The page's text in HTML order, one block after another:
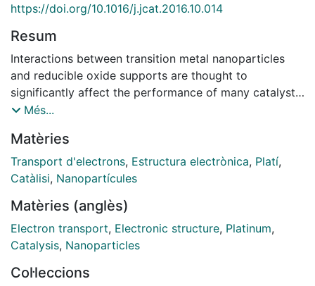
https://doi.org/10.1016/j.jcat.2016.10.014
Resum
Interactions between transition metal nanoparticles
and reducible oxide supports are thought to
significantly affect the performance of many catalysts.
Usually, several metal-support effects act together
means of density-functional calculations we
succeeded to single out and quantify effects of the
metal-support electron transfer on the structure and
catalysts. Namely, we considered ∼1.5 nm large Pt95
and Pt122 particles supported on CeO2(1 1 1). We
show that Pt-ceria interactions notably reconstruct Pt
states of the Pt particles. These effects are rather
Més...
Matèries
Transport d'electrons, Estructura electrònica, Platí,
Catàlisi, Nanopartícules
Matèries (anglès)
Electron transport, Electronic structure, Platinum,
Catalysis, Nanoparticles
Col·leccions